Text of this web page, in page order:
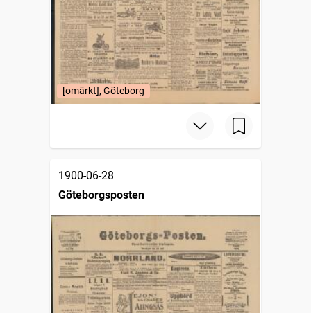
[omärkt], Göteborg
1900-06-28
Göteborgsposten